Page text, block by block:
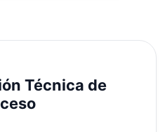
Técnica de